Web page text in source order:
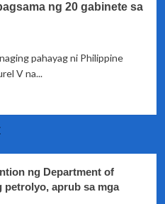
ng 20 gabinete sa
pahayag ni Philippine
V na...
ng Department of
petrolyo, aprub sa mga